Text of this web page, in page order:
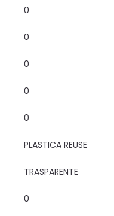
0
0
0
0
0
PLASTICA REUSE
TRASPARENTE
0